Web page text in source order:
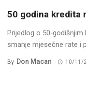
50 godina kredita
Prijedlog o
smanje mjesečne rate i
By Don Macan 10/11/